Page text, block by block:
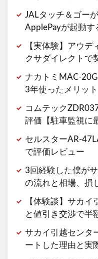
JALタッチ＆ゴー
ApplePayが起動す
【実体験】アウ
クサダイレクトで
ナカトミMAC-
3年使ったメリッ
コムテック
評価【駐車監視に
セルスターAR-
で評価レビュー
3回経験した僕が
の流れと相場、損
【体験談】サカ
と値引き交渉で半
サカイ引越センタ
ートした理由と実